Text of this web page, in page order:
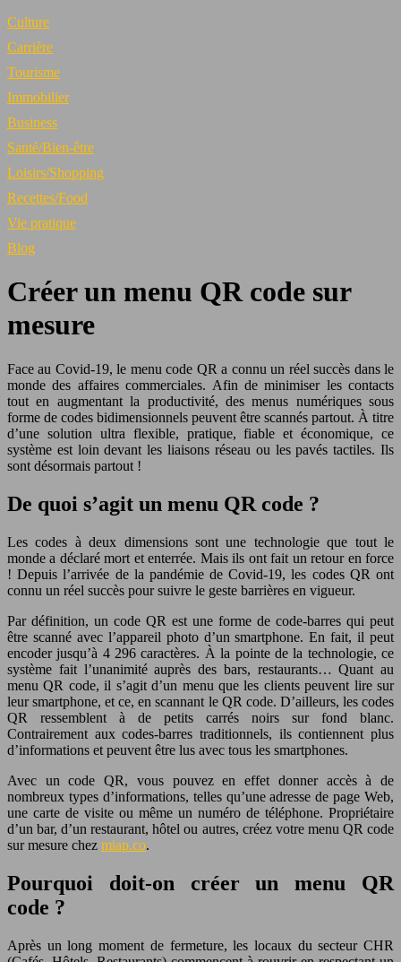
Culture
Carrière
Tourisme
Immobilier
Business
Santé/Bien-être
Loisirs/Shopping
Recettes/Food
Vie pratique
Blog
Créer un menu QR code sur
mesure
Face au Covid-19, le menu code QR a connu un réel succès dans le
monde des affaires commerciales. Afin de minimiser les contacts
tout en augmentant la productivité, des menus numériques sous
forme de codes bidimensionnels peuvent être scannés partout. À titre
d’une solution ultra flexible, pratique, fiable et économique, ce
système est loin devant les liaisons réseau ou les pavés tactiles. Ils
sont désormais partout !
De quoi s’agit un menu QR code ?
Les codes à deux dimensions sont une technologie que tout le
monde a déclaré mort et enterrée. Mais ils ont fait un retour en force
! Depuis l’arrivée de la pandémie de Covid-19, les codes QR ont
connu un réel succès pour suivre le geste barrières en vigueur.
Par définition, un code QR est une forme de code-barres qui peut
être scanné avec l’appareil photo d’un smartphone. En fait, il peut
encoder jusqu’à 4 296 caractères. À la pointe de la technologie, ce
système fait l’unanimité auprès des bars, restaurants… Quant au
menu QR code, il s’agit d’un menu que les clients peuvent lire sur
leur smartphone, et ce, en scannant le QR code. D’ailleurs, les codes
QR ressemblent à de petits carrés noirs sur fond blanc.
Contrairement aux codes-barres traditionnels, ils contiennent plus
d’informations et peuvent être lus avec tous les smartphones.
Avec un code QR, vous pouvez en effet donner accès à de
nombreux types d’informations, telles qu’une adresse de page Web,
une carte de visite ou même un numéro de téléphone. Propriétaire
d’un bar, d’un restaurant, hôtel ou autres, créez votre menu QR code
sur mesure chez miap.co.
Pourquoi doit-on créer un menu QR
code ?
Après un long moment de fermeture, les locaux du secteur CHR